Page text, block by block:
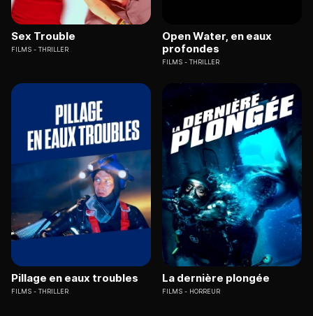
Sex Trouble
FILMS THRILLER
Open Water, en eaux
profondes
FILMS THRILLER
Pillage en eaux troubles
FILMS THRILLER
La dernière plongée
FILMS HORREUR